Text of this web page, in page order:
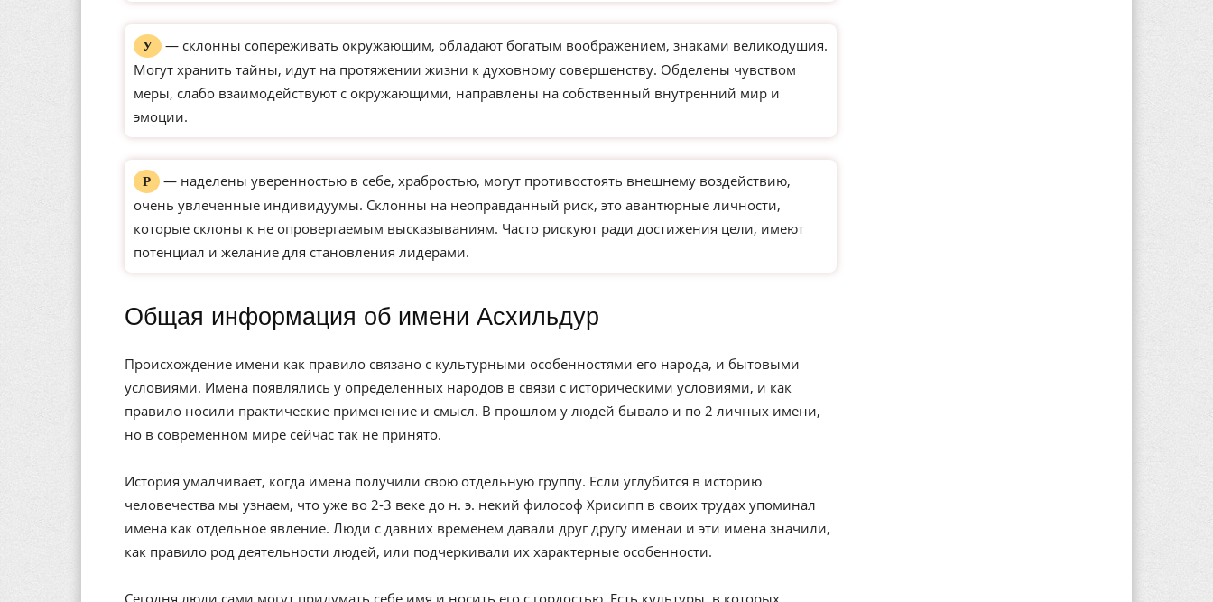
У
— склонны сопереживать окружающим, обладают богатым воображением, знаками великодушия.
Могут хранить тайны, идут на протяжении жизни к духовному совершенству. Обделены чувством
меры, слабо взаимодействуют с окружающими, направлены на собственный внутренний мир и
эмоции.
Р
— наделены уверенностью в себе, храбростью, могут противостоять внешнему воздействию,
очень увлеченные индивидуумы. Склонны на неоправданный риск, это авантюрные личности,
которые склоны к не опровергаемым высказываниям. Часто рискуют ради достижения цели, имеют
потенциал и желание для становления лидерами.
Общая информация об имени Асхильдур
Происхождение имени как правило связано с культурными особенностями его народа, и бытовыми
условиями. Имена появлялись у определенных народов в связи с историческими условиями, и как
правило носили практические применение и смысл. В прошлом у людей бывало и по 2 личных имени,
но в современном мире сейчас так не принято.
История умалчивает, когда имена получили свою отдельную группу. Если углубится в историю
человечества мы узнаем, что уже во 2-3 веке до н. э. некий философ Хрисипп в своих трудах упоминал
имена как отдельное явление. Люди с давних временем давали друг другу именаи и эти имена значили,
как правило род деятельности людей, или подчеркивали их характерные особенности.
Сегодня люди сами могут придумать себе имя и носить его с гордостью. Есть культуры, в которых